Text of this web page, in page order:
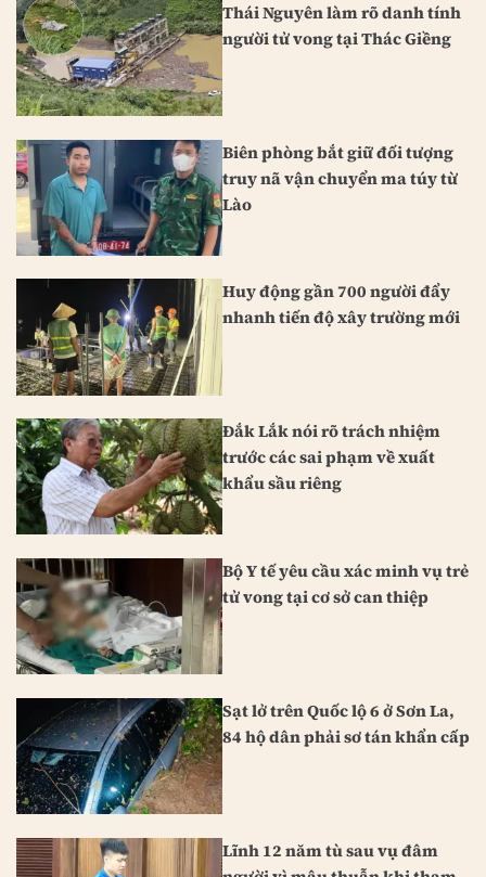
Thái Nguyên làm rõ danh tính
người tử vong tại Thác Giềng
Biên phòng bắt giữ đối tượng
truy nã vận chuyển ma túy từ
Lào
Huy động gần 700 người đẩy
nhanh tiến độ xây trường mới
Đắk Lắk nói rõ trách nhiệm
trước các sai phạm về xuất
khẩu sầu riêng
Bộ Y tế yêu cầu xác minh vụ trẻ
tử vong tại cơ sở can thiệp
Sạt lở trên Quốc lộ 6 ở Sơn La,
84 hộ dân phải sơ tán khẩn cấp
Lĩnh 12 năm tù sau vụ đâm